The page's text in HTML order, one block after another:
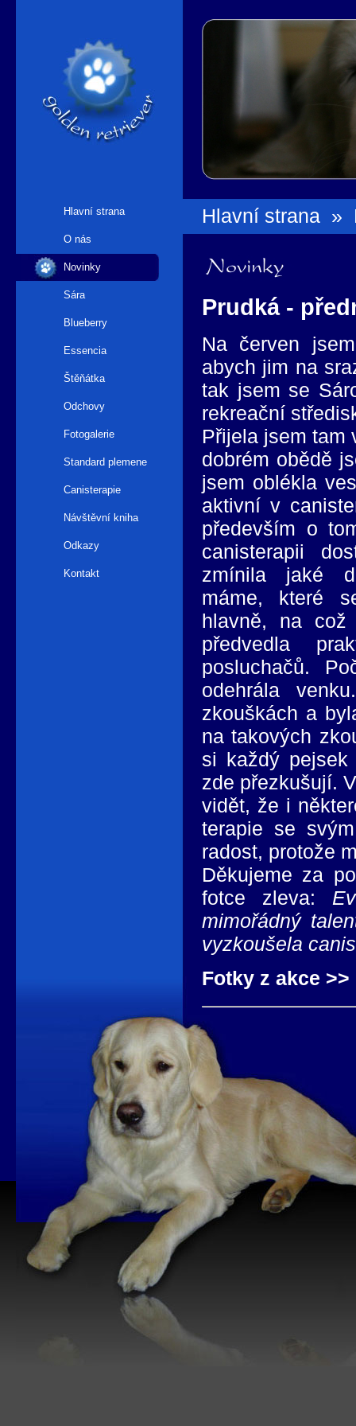
Hlavní strana
O nás
Novinky
Sára
Blueberry
Essencia
Štěňátka
Odchovy
Fotogalerie
Standard plemene
Canisterapie
Návštěvní kniha
Odkazy
Kontakt
Hlavní strana »
Novinky
Prudká -
Na červen
abych jim na
tak jsem se
rekreační
Přijela jsem tam
dobrém obědě
jsem oblékla
aktivní v
především o
canisterapii
zmínila jaké
máme, které
hlavně, na
předvedla
posluchačů.
odehrála
zkouškách a
na takových
si každý
zde přezkušují.
vidět, že i
terapie se
radost, protože
Děkujeme za
fotce zleva:
mimořádný
vyzkoušela
Fotky z akce >>